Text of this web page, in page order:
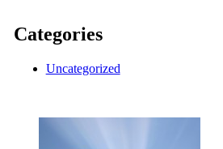
Categories
Uncategorized